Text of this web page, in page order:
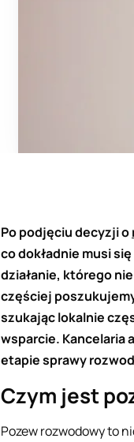
Po podjęciu decyzji o
co dokładnie musi
działanie, którego
częściej
szukając lokalnie
wsparcie. Kancelaria
etapie sprawy
Czym jest
Pozew rozwodowy to